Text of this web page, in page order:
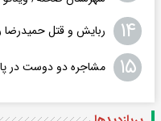
۱۴ ربایش و قتل حمیدرضا
۱۵ مشاجره دو دوست در